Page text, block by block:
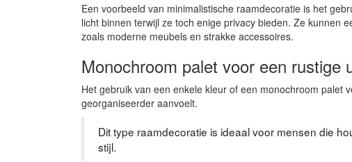
Een voorbeeld van minimalistische raamdecoratie is het
licht binnen terwijl ze toch enige privacy bieden. Ze kunnen
zoals moderne meubels en strakke accessoires.
Monochroom palet voor een rustige
Het gebruik van een enkele kleur of een monochroom palet
georganiseerder aanvoelt.
Dit type raamdecoratie is ideaal voor mensen die
stijl.